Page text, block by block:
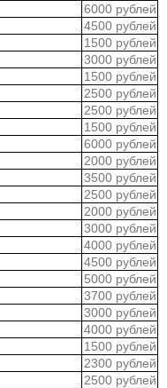
6000 рублей
4500 рублей
1500 рублей
3000 рублей
1500 рублей
2500 рублей
2500 рублей
1500 рублей
6000 рублей
2000 рублей
3500 рублей
2500 рублей
2000 рублей
3000 рублей
4000 рублей
4500 рублей
5000 рублей
3700 рублей
3000 рублей
4000 рублей
1500 рублей
2300 рублей
2500 рублей